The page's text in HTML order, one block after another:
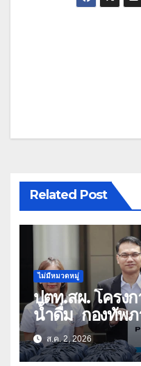
Related Post
ไม่มีหมวดหมู่
ปตท.สผ. โครงก
น้ำดื่ม กองทัพภ
ล้านบาท
ส.ค. 2, 2026